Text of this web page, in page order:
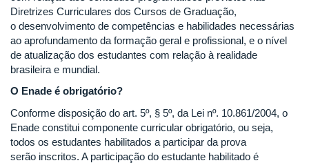
Diretrizes Curriculares dos Cursos de Graduação,
o desenvolvimento de competências e habilidades necessárias
ao aprofundamento da formação geral e profissional, e o nível
de atualização dos estudantes com relação à realidade
brasileira e mundial.
O Enade é obrigatório?
Conforme disposição do art. 5º, § 5º, da Lei nº. 10.861/2004, o
Enade constitui componente curricular obrigatório, ou seja,
todos os estudantes habilitados a participar da prova
serão inscritos. A participação do estudante habilitado é